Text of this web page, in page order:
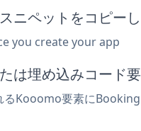
ペットをコピー
you create your app
埋め込みコード
Kooomo要素に